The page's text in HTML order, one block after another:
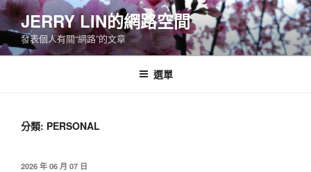
跳
至
主
要
JERRY LIN的網路空間
發表個人有關“網路”的文章
選單
分類: PERSONAL
發
2026 年 06 月 07 日